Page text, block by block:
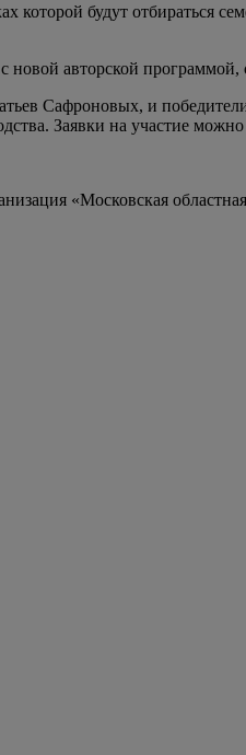
будут отбираться
авторской
Сафроновых, и
Заявки на участие
«Московская